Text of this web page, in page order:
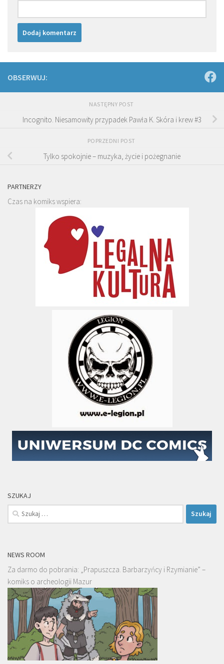
OBSERWUJ:
NASTĘPNY POST
Incognito. Niesamowity przypadek Pawła K. Skóra i krew #3
POPRZEDNI POST
Tylko spokojnie – muzyka, życie i pożegnanie
PARTNERZY
Czas na komiks wspiera:
SZUKAJ
Szukaj:
NEWS ROOM
Za darmo do pobrania: „Prapuszcza. Barbarzyńcy i Rzymianie” –
komiks o archeologii Mazur